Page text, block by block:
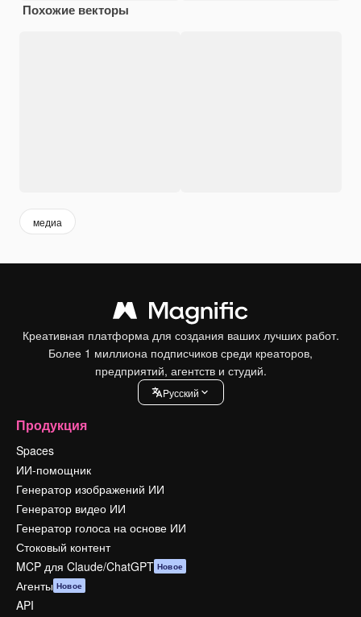
Похожие векторы
медиа
Креативная платформа для создания ваших лучших работ.
Более 1 миллиона подписчиков среди креаторов,
предприятий, агентств и студий.
Pусский
Продукция
Spaces
ИИ-помощник
Генератор изображений ИИ
Генератор видео ИИ
Генератор голоса на основе ИИ
Стоковый контент
MCP для Claude/ChatGPT Новое
Агенты Новое
API